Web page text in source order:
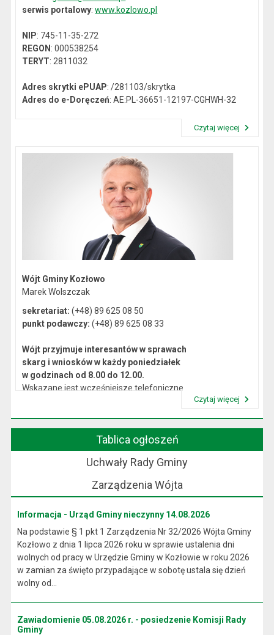
serwis portalowy:www.kozlowo.pl
NIP: 745-11-35-272
REGON: 000538254
TERYT: 2811032
Adres skrytki ePUAP: /281103/skrytka
Adres do e-Doręczeń: AE:PL-36651-12197-CGHWH-32
Czytaj więcej
Wójt Gminy Kozłowo
Marek Wolszczak
sekretariat: (+48) 89 625 08 50
punkt podawczy: (+48) 89 625 08 33
Wójt przyjmuje interesantów w sprawach
skarg i wniosków w każdy poniedziałek
w godzinach od 8.00 do 12.00.
Wskazane jest wcześniejsze telefoniczne
Czytaj więcej
Tablica ogłoszeń
Uchwały Rady Gminy
Zarządzenia Wójta
Informacja - Urząd Gminy nieczynny 14.08.2026
Na podstawie § 1 pkt 1 Zarządzenia Nr 32/2026 Wójta Gminy
Kozłowo z dnia 1 lipca 2026 roku w sprawie ustalenia dni
wolnych od pracy w Urzędzie Gminy w Kozłowie w roku 2026
w zamian za święto przypadające w sobotę ustala się dzień
wolny od...
Zawiadomienie 05.08.2026 r. - posiedzenie Komisji Rady
Gminy